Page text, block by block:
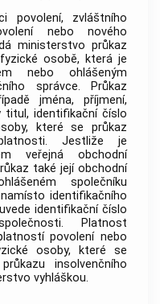
povolení, zvláštního
nebo nového
ministerstvo průkaz
fyzické osobě, která je
nebo ohlášeným
správce. Průkaz
jména, příjmení,
titul, identifikační číslo
které se průkaz
Jestliže je
veřejná obchodní
také její obchodní
společníku
identifikačního
identifikační číslo
Platnost
povolení nebo
osoby, které se
insolvenčního
vyhláškou.